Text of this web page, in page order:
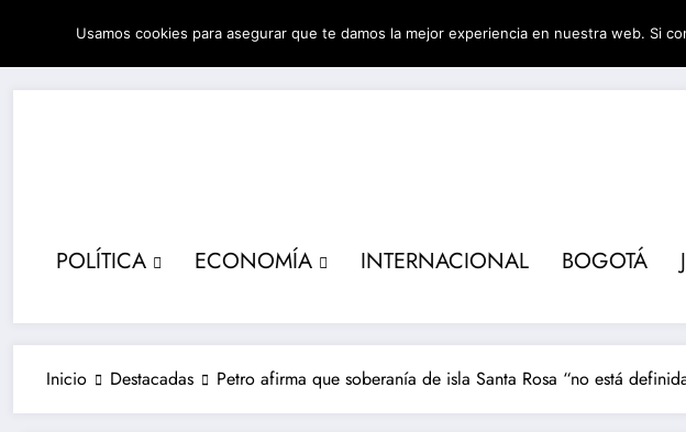
contenido
05/08/2026 4:48:52 AM
POLÍTICA ECONOMÍA INTERNACIONAL BOGOTÁ
Inicio Destacadas Petro afirma que soberanía de isla Santa Rosa “no está
Usamos cookies para asegurar que te damos la mejor experiencia en nuestra web. Si